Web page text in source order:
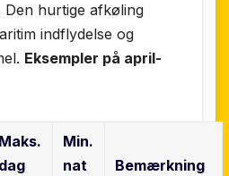
Den hurtige afkøling
indflydelse og
Eksempler på april-
Maks.
dag
Min.
nat
Bemærkning